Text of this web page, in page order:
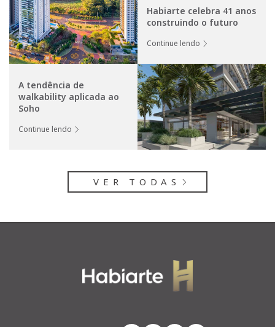
Habiarte celebra 41 anos
construindo o futuro
Continue lendo
A tendência de
walkability aplicada ao
Soho
Continue lendo
VER TODAS